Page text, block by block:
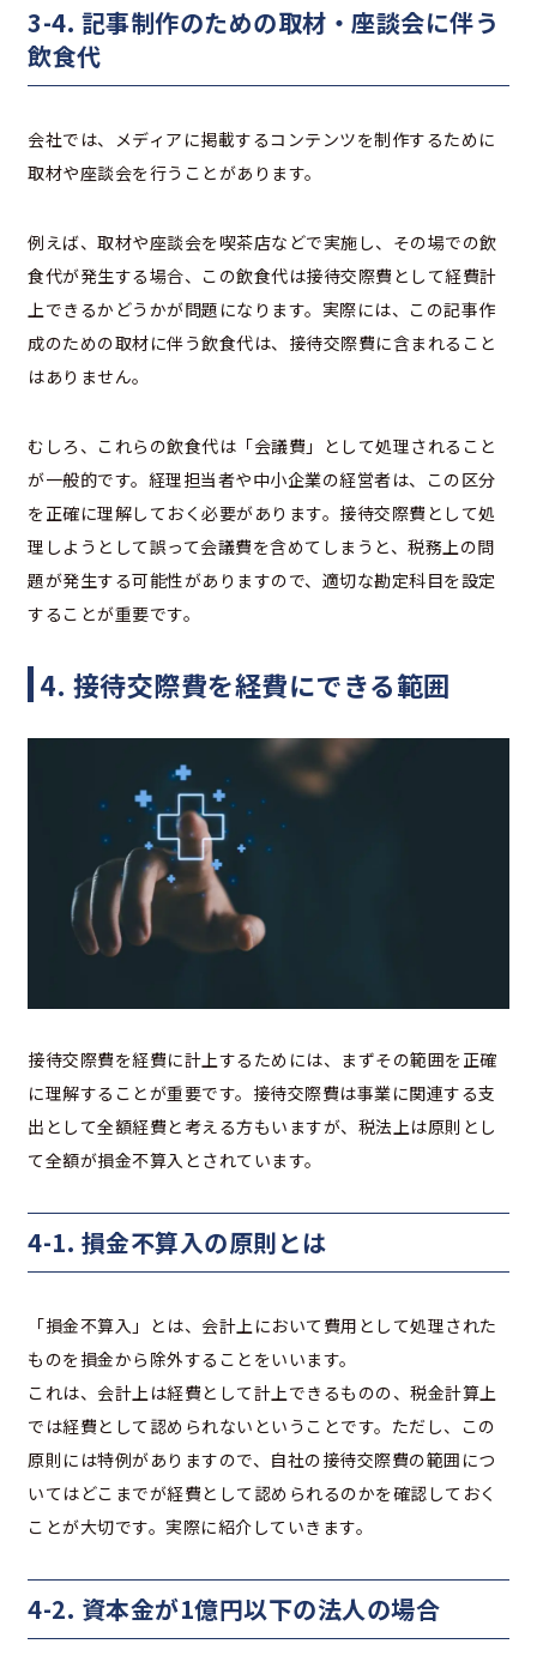
3-4. 記事制作のための取材・座談会に伴う
飲食代
会社では、メディアに掲載するコンテンツを制作するために
取材や座談会を行うことがあります。
例えば、取材や座談会を喫茶店などで実施し、その場での飲
食代が発生する場合、この飲食代は接待交際費として経費計
上できるかどうかが問題になります。実際には、この記事作
成のための取材に伴う飲食代は、接待交際費に含まれること
はありません。
むしろ、これらの飲食代は「会議費」として処理されること
が一般的です。経理担当者や中小企業の経営者は、この区分
を正確に理解しておく必要があります。接待交際費として処
理しようとして誤って会議費を含めてしまうと、税務上の問
題が発生する可能性がありますので、適切な勘定科目を設定
することが重要です。
4. 接待交際費を経費にできる範囲
接待交際費を経費に計上するためには、まずその範囲を正確
に理解することが重要です。接待交際費は事業に関連する支
出として全額経費と考える方もいますが、税法上は原則とし
て全額が損金不算入とされています。
4-1. 損金不算入の原則とは
「損金不算入」とは、会計上において費用として処理された
ものを損金から除外することをいいます。
これは、会計上は経費として計上できるものの、税金計算上
では経費として認められないということです。ただし、この
原則には特例がありますので、自社の接待交際費の範囲につ
いてはどこまでが経費として認められるのかを確認しておく
ことが大切です。実際に紹介していきます。
4-2. 資本金が1億円以下の法人の場合